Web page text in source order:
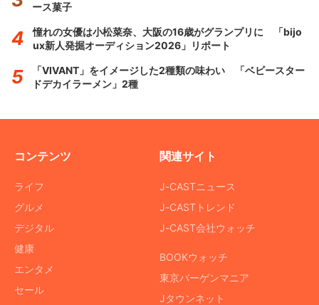
ース菓子
憧れの女優は小松菜奈、大阪の16歳がグランプリに 「bijo
ux新人発掘オーディション2026」リポート
「VIVANT」をイメージした2種類の味わい 「ベビースター
ドデカイラーメン」2種
コンテンツ
ライフ
グルメ
デジタル
健康
エンタメ
セール
関連サイト
J-CASTニュース
J-CASTトレンド
J-CAST会社ウォッチ
BOOKウォッチ
東京バーゲンマニア
Jタウンネット